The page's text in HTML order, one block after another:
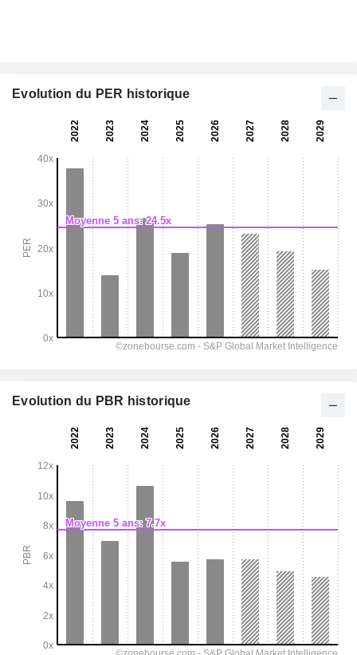
Evolution du PER historique
Evolution du PBR historique